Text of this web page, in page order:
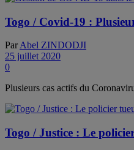
Togo / Covid-19 :
Par Abel ZINDODJI
25 juillet 2020
0
Plusieurs cas actifs du
Togo / Justice : Le